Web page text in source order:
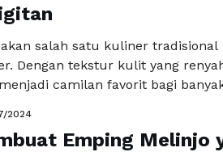
salah satu kuliner tradisional
Dengan tekstur kulit yang
camilan favorit bagi
Bahan-bahan yang diperlukan
tepung terigu, mentega, air,
2024
Emping Melinjo